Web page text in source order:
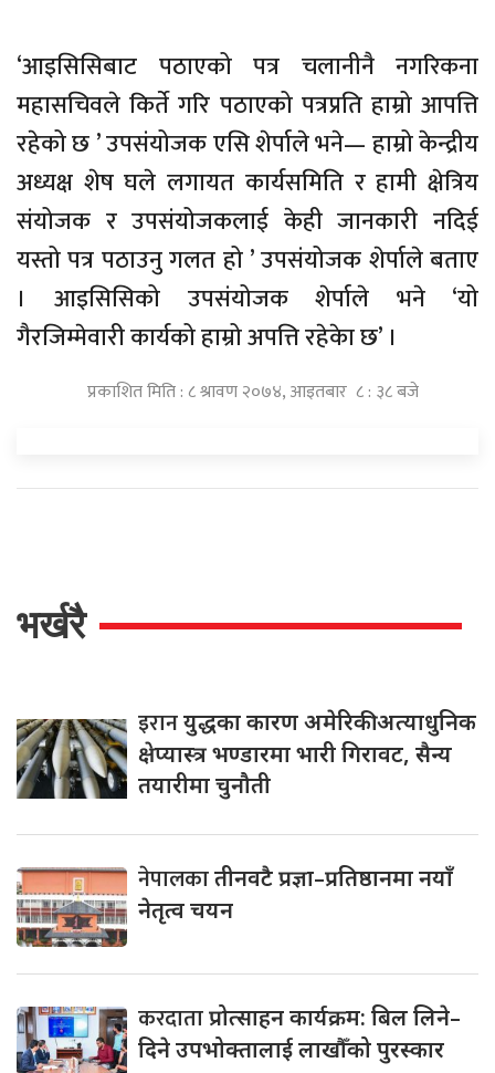
‘आइसिसिबाट पठाएको पत्र चलानीनै नगरिकना
महासचिवले किर्ते गरि पठाएको पत्रप्रति हाम्रो आपत्ति
रहेको छ ’ उपसंयोजक एसि शेर्पाले भने— हाम्रो केन्द्रीय
अध्यक्ष शेष घले लगायत कार्यसमिति र हामी क्षेत्रिय
संयोजक र उपसंयोजकलाई केही जानकारी नदिई
यस्तो पत्र पठाउनु गलत हो ’ उपसंयोजक शेर्पाले बताए
। आइसिसिको उपसंयोजक शेर्पाले भने ‘यो
गैरजिम्मेवारी कार्यको हाम्रो अपत्ति रहेकेा छ’ ।
प्रकाशित मिति : ८ श्रावण २०७४, आइतबार ८ : ३८ बजे
भर्खरै
इरानयुद्धका कारण अमेरिकी अत्याधुनिक
क्षेप्यास्त्र भण्डारमा भारी गिरावट, सैन्य
तयारीमा चुनौती
नेपालकातीनवटै प्रज्ञा–प्रतिष्ठानमा नयाँ
नेतृत्व चयन
करदाताप्रोत्साहन कार्यक्रम: बिल लिने–
दिने उपभोक्तालाई लाखौँको पुरस्कार